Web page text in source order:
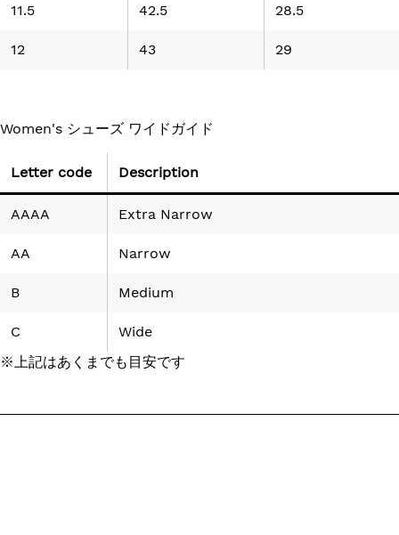
11.5 42.5 28.5
12 43 29
Women's シューズ ワイドガイド
Letter code Description
AAAA Extra Narrow
AA Narrow
B Medium
C
Wide
※上記はあくまでも目安です